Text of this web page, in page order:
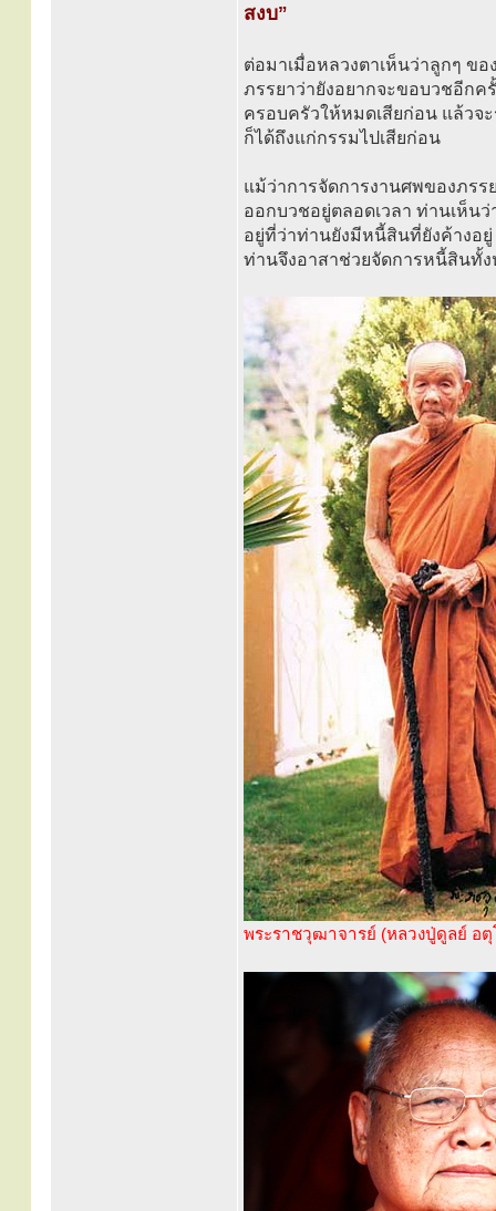
สงบ”
ต่อมาเมื่อหลวงตาเห็นว่าลูกๆ ข
ภรรยาว่ายังอยากจะขอบวชอีกค
ครอบครัวให้หมดเสียก่อน แล้วจ
ก็ได้ถึงแก่กรรมไปเสียก่อน
แม้ว่าการจัดการงานศพของภรร
ออกบวชอยู่ตลอดเวลา ท่านเห็น
อยู่ที่ว่าท่านยังมีหนี้สินที่ยังค้างอยู่
ท่านจึงอาสาช่วยจัดการหนี้สินทั้
พระราชวุฒาจารย์ (หลวงปู่ดูลย์ อ